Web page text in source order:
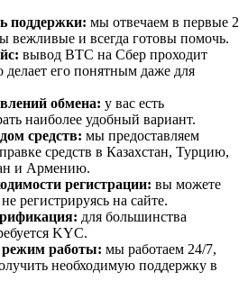
поддержки: мы отвечаем в первые 2
вежливые и всегда готовы помочь.
вывод BTC на Сбер проходит
делает его понятным даже для
обмена: у вас есть
наиболее удобный вариант.
средств: мы предоставляем
средств в Казахстан, Турцию,
и Армению.
регистрации: вы можете
регистрируясь на сайте.
для большинства
KYC.
работы: мы работаем 24/7,
необходимую поддержку в